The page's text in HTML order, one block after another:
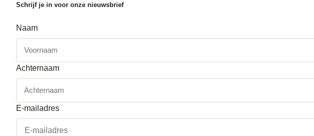
Schrijf je in voor onze nieuwsbrief
Naam
Achternaam
E-mailadres